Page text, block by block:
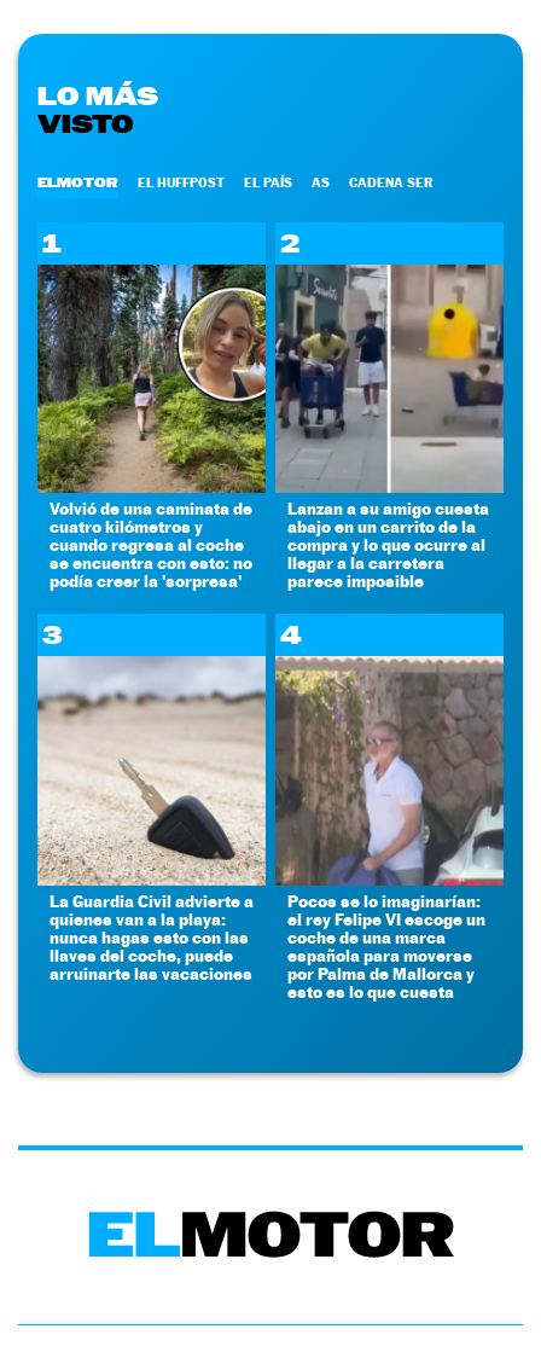
LO MÁS
VISTO
ELMOTOR EL HUFFPOST EL PAÍS AS CADENA SER
1
Volvió de una caminata de
cuatro kilómetros y
cuando regresa al coche
se encuentra con esto: no
podía creer la 'sorpresa'
2
Lanzan a su amigo cuesta
abajo en un carrito de la
compra y lo que ocurre al
llegar a la carretera
parece imposible
3
La Guardia Civil advierte a
quienes van a la playa:
nunca hagas esto con las
llaves del coche, puede
arruinarte las vacaciones
4
Pocos se lo imaginarían:
el rey Felipe VI escoge un
coche de una marca
española para moverse
por Palma de Mallorca y
esto es lo que cuesta